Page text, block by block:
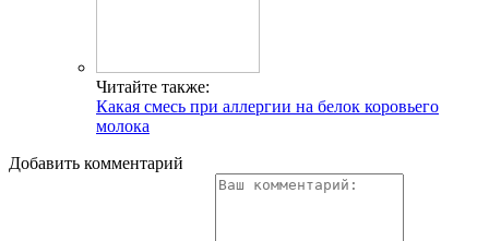
Читайте также:
Какая смесь при аллергии на белок коровьего
молока
Добавить комментарий